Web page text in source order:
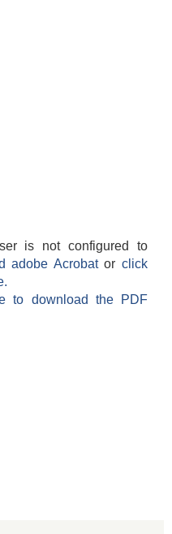
is not configured to
adobe Acrobatorclick
to download the PDF